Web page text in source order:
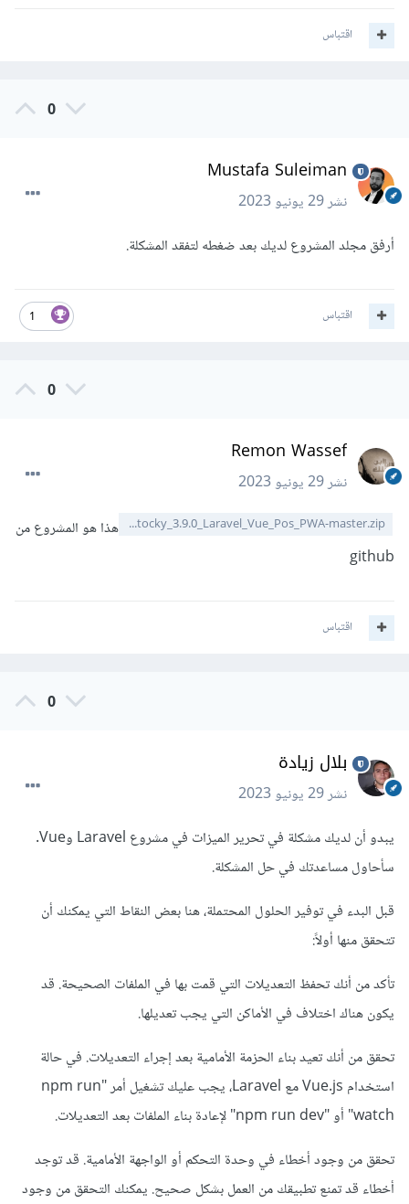
اقتباس
0
Mustafa Suleiman
نشر29 يونيو 2023
أرفق مجلد المشروع لديك بعد ضغطه لتفقد المشكلة.
1 اقتباس
0
Remon Wassef
نشر29 يونيو 2023
Stocky_3.9.0_Laravel_Vue_Pos_PWA-master.zip
هذا هو المشروع من
github
اقتباس
0
بلال زيادة
نشر29 يونيو 2023
يبدو أن لديك مشكلة في تحرير الميزات في مشروع Laravel وVue.
سأحاول مساعدتك في حل المشكلة.
قبل البدء في توفير الحلول المحتملة، هنا بعض النقاط التي يمكنك أن
تتحقق منها أولاً:
تأكد من أنك تحفظ التعديلات التي قمت بها في الملفات الصحيحة. قد
يكون هناك اختلاف في الأماكن التي يجب تعديلها.
تحقق من أنك تعيد بناء الحزمة الأمامية بعد إجراء التعديلات. في حالة
استخدام Vue.js مع Laravel، يجب عليك تشغيل أمر "npm run
watch" أو "npm run dev" لإعادة بناء الملفات بعد التعديلات.
تحقق من وجود أخطاء في وحدة التحكم أو الواجهة الأمامية. قد توجد
أخطاء قد تمنع تطبيقك من العمل بشكل صحيح. يمكنك التحقق من وجود